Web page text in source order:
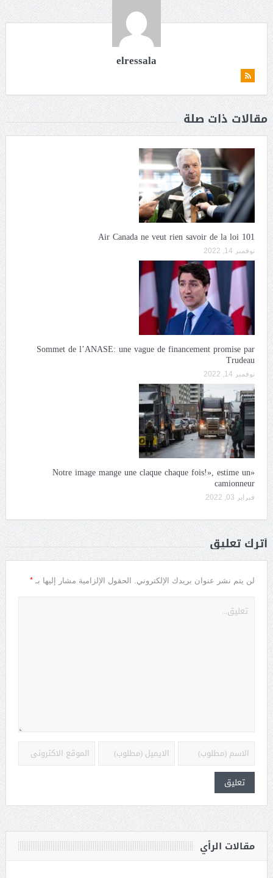
elressala
مقالات ذات صلة
Air Canada ne veut rien savoir de la loi 101
نوفمبر 14, 2022
Sommet de l’ANASE: une vague de financement promise par
Trudeau
نوفمبر 14, 2022
«Notre image mange une claque chaque fois!», estime un
camionneur
فبراير 03, 2022
أترك تعليق
لن يتم نشر عنوان بريدك الإلكتروني. الحقول الإلزامية مشار إليها بـ *
مقالات الرأي